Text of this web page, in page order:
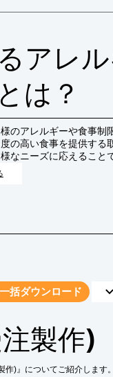
アレ
は？
のアレルギーや食事制
の高い食事を提供する
なニーズに応えること
一括ダウンロード
製作)
)』についてご紹介します。